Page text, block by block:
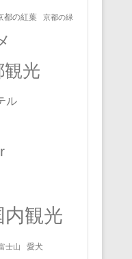
都の紅葉 京都の緑
観光
ル
内観光
士山 愛犬